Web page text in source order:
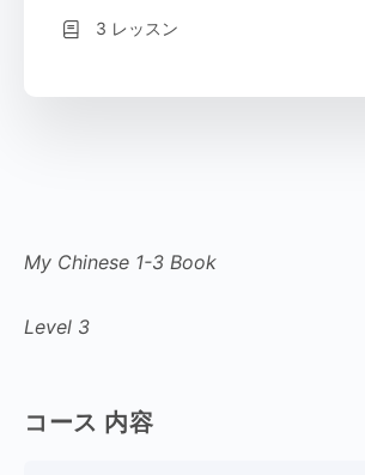
My Chinese 1-3 Book
Level 3
コース 内容
3 レッスン